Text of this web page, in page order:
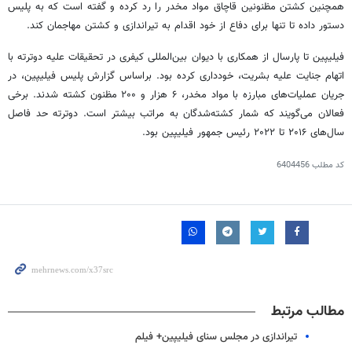
همچنین کشتن مظنونین قاچاق مواد مخدر را رد کرده و گفته است که به پلیس
دستور داده تا تنها برای دفاع از خود اقدام به تیراندازی و کشتن مهاجمان کند.
فیلیپین تا پارسال از همکاری با دیوان بین‌المللی کیفری در تحقیقات علیه دوترتهبا
اتهام جنایت علیه بشریت، خودداری کرده بود. براساسگزارش پلیس فیلیپین، در
جریان عملیات‌های مبارزه با مواد مخدر، ۶ هزار و ۲۰۰ مظنون کشته شدند. برخی
فعالان می‌گویند که شمار کشته‌شدگان به مراتب بیشتر است. دوترتهحد فاصل
سال‌های ۲۰۱۶ تا
۲۰۲۲ رئیس جمهور فیلیپین بود.
کد مطلب6404456
مطالب مرتبط
تیراندازی در مجلس سنای فیلیپین+ فیلم